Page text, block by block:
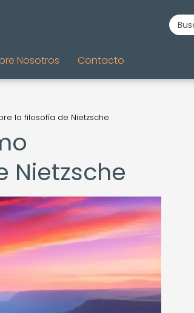
Nosotros Contacto
la filosofía de Nietzsche
Nietzsche